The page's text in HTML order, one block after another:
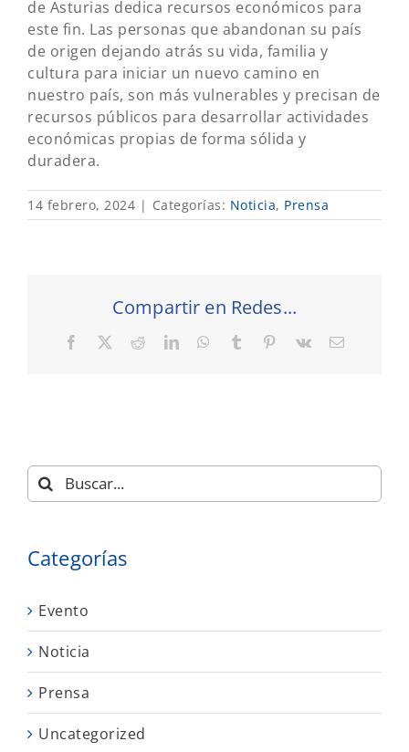
de Asturias dedica recursos económicos para
este fin. Las personas que abandonan su país
de origen dejando atrás su vida, familia y
cultura para iniciar un nuevo camino en
nuestro país, son más vulnerables y precisan de
recursos públicos para desarrollar actividades
económicas propias de forma sólida y
duradera.
14 febrero, 2024 | Categorías: Noticia, Prensa
Compartir en Redes...
Facebook RedditLinkedInWhatsApp
Tumblr Pinterest
Vk
Correo
Buscar:
Categorías
Evento
Noticia
Prensa
Uncategorized